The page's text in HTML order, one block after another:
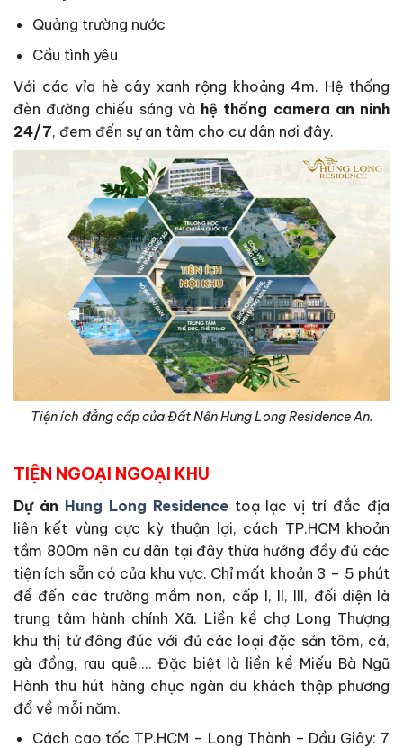
Quảng trường nước
Cầu tình yêu
Với các vỉa hè cây xanh rộng khoảng 4m. Hệ thống
đèn đường chiếu sáng và hệ thống camera an ninh
24/7, đem đến sự an tâm cho cư dân nơi đây.
Tiện ích đẳng cấp của Đất Nền Hưng Long Residence An.
TIỆN NGOẠI NGOẠI KHU
Dự án Hung Long Residencetoạ lạc vị trí đắc địa
liên kết vùng cực kỳ thuận lợi, cách TP.HCM khoản
tầm 800m nên cư dân tại đây thừa hưởng đầy đủ các
tiện ích sẵn có của khu vực. Chỉ mất khoản 3 – 5 phút
để đến các trường mầm non, cấp I, II, III, đối diện là
trung tâm hành chính Xã. Liền kề chợ Long Thượng
khu thị tứ đông đúc với đủ các loại đặc sản tôm, cá,
gà đồng, rau quê,… Đặc biệt là liền kề Miếu Bà Ngũ
Hành thu hút hàng chục ngàn du khách thập phương
đổ về mỗi năm.
Cách cao tốc TP.HCM – Long Thành – Dầu Giây: 7